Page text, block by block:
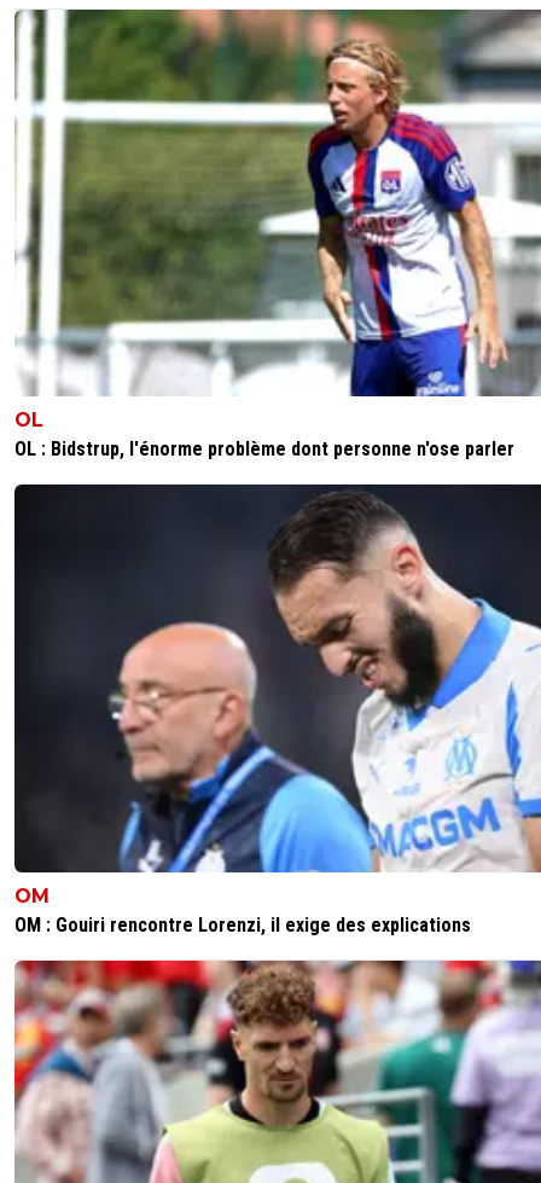
OL
OL : Bidstrup, l'énorme problème dont personne n'ose parler
OM
OM : Gouiri rencontre Lorenzi, il exige des explications